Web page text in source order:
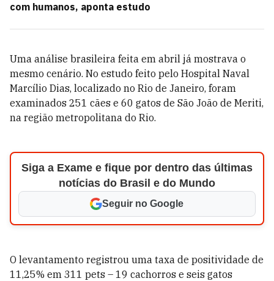
com humanos, aponta estudo
Uma análise brasileira feita em abril já mostrava o
mesmo cenário. No estudo feito pelo Hospital Naval
Marcílio Dias, localizado no Rio de Janeiro, foram
examinados 251 cães e 60 gatos de São João de Meriti,
na região metropolitana do Rio.
Siga a Exame e fique por dentro das últimas
notícias do Brasil e do Mundo
Seguir no Google
O levantamento registrou uma taxa de positividade de
11,25% em 311 pets – 19 cachorros e seis gatos